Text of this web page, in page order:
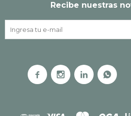
Recibe nuestras
   